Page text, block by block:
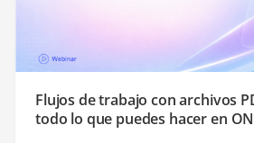
Flujos de trabajo con archivos
todo lo que puedes hacer en